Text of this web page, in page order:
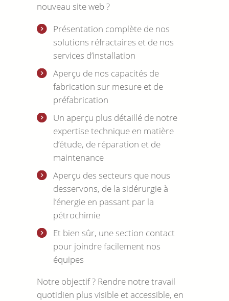
nouveau site web ?
Présentation complète de nos
solutions réfractaires et de nos
services d’installation
Aperçu de nos capacités de
fabrication sur mesure et de
préfabrication
Un aperçu plus détaillé de notre
expertise technique en matière
d’étude, de réparation et de
maintenance
Aperçu des secteurs que nous
desservons, de la sidérurgie à
l’énergie en passant par la
pétrochimie
Et bien sûr, une section contact
pour joindre facilement nos
équipes
Notre objectif ? Rendre notre travail
quotidien plus visible et accessible, en